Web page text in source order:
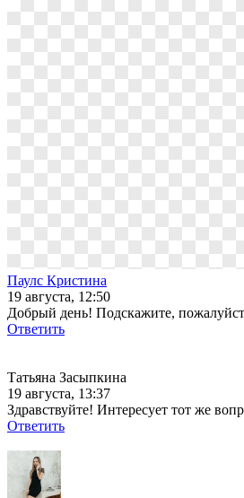
Паулс Кристина
19 августа, 12:50
Добрый день! Подскажите,
Ответить
Татьяна Засыпкина
19 августа, 13:37
Здравствуйте! Интересует тот же
Ответить